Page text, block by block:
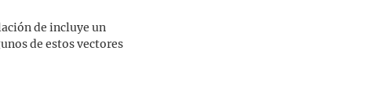
de incluye un
de estos vectores